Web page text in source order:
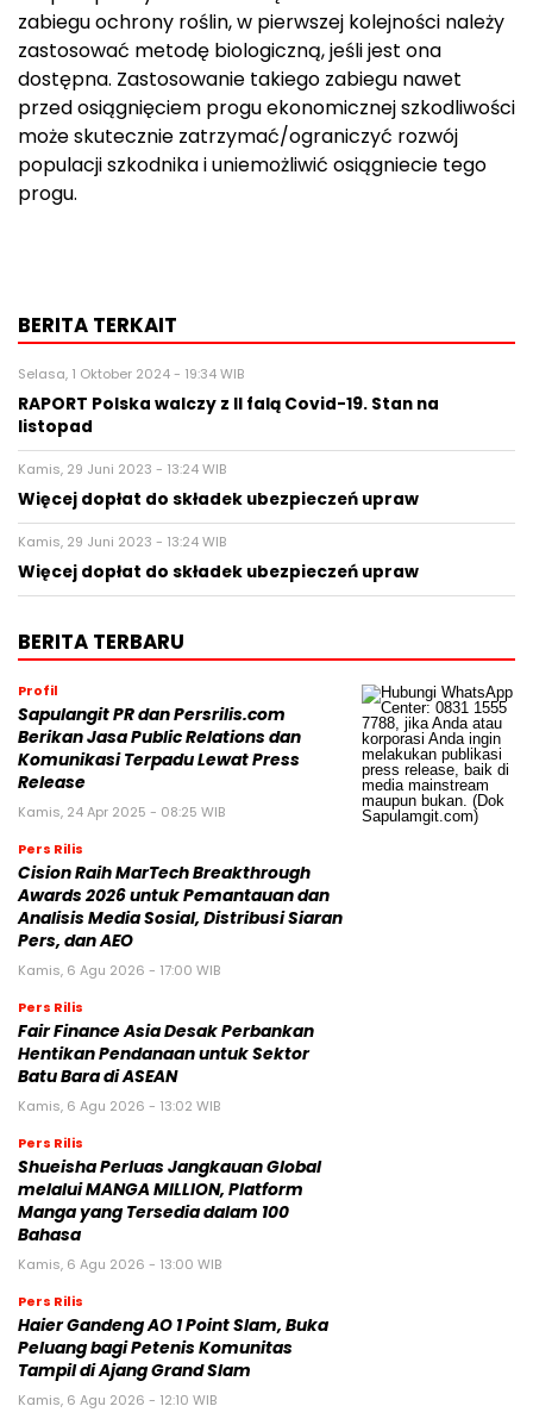
zabiegu ochrony roślin, w pierwszej kolejności należy
zastosować metodę biologiczną, jeśli jest ona
dostępna. Zastosowanie takiego zabiegu nawet
przed osiągnięciem progu ekonomicznej szkodliwości
może skutecznie zatrzymać/ograniczyć rozwój
populacji szkodnika i uniemożliwić osiągniecie tego
progu.
BERITA TERKAIT
Selasa, 1 Oktober 2024 - 19:34 WIB
RAPORT Polska walczy z II falą Covid-19. Stan na
listopad
Kamis, 29 Juni 2023 - 13:24 WIB
Więcej dopłat do składek ubezpieczeń upraw
Kamis, 29 Juni 2023 - 13:24 WIB
Więcej dopłat do składek ubezpieczeń upraw
BERITA TERBARU
Profil
Sapulangit PR dan Persrilis.com
Berikan Jasa Public Relations dan
Komunikasi Terpadu Lewat Press
Release
Kamis, 24 Apr 2025 - 08:25 WIB
Pers Rilis
Cision Raih MarTech Breakthrough
Awards 2026 untuk Pemantauan dan
Analisis Media Sosial, Distribusi Siaran
Pers, dan AEO
Kamis, 6 Agu 2026 - 17:00 WIB
Pers Rilis
Fair Finance Asia Desak Perbankan
Hentikan Pendanaan untuk Sektor
Batu Bara di ASEAN
Kamis, 6 Agu 2026 - 13:02 WIB
Pers Rilis
Shueisha Perluas Jangkauan Global
melalui MANGA MILLION, Platform
Manga yang Tersedia dalam 100
Bahasa
Kamis, 6 Agu 2026 - 13:00 WIB
Pers Rilis
Haier Gandeng AO 1 Point Slam, Buka
Peluang bagi Petenis Komunitas
Tampil di Ajang Grand Slam
Kamis, 6 Agu 2026 - 12:10 WIB